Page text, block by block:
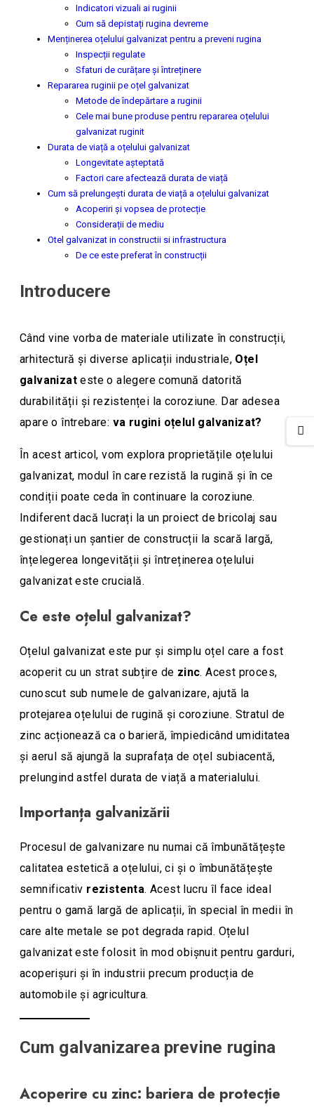
Indicatori vizuali ai ruginii
Cum să depistați rugina devreme
Menținerea oțelului galvanizat pentru a preveni rugina
Inspecții regulate
Sfaturi de curățare și întreținere
Repararea ruginii pe oțel galvanizat
Metode de îndepărtare a ruginii
Cele mai bune produse pentru repararea oțelului
galvanizat ruginit
Durata de viață a oțelului galvanizat
Longevitate așteptată
Factori care afectează durata de viață
Cum să prelungești durata de viață a oțelului galvanizat
Acoperiri și vopsea de protecție
Considerații de mediu
Otel galvanizat in constructii si infrastructura
De ce este preferat în construcții
Introducere
Când vine vorba de materiale utilizate în construcții,
arhitectură și diverse aplicații industriale, Oțel
galvanizat este o alegere comună datorită
durabilității și rezistenței la coroziune. Dar adesea
apare o întrebare: va rugini oțelul galvanizat?
În acest articol, vom explora proprietățile oțelului
galvanizat, modul în care rezistă la rugină și în ce
condiții poate ceda în continuare la coroziune.
Indiferent dacă lucrați la un proiect de bricolaj sau
gestionați un șantier de construcții la scară largă,
înțelegerea longevității și întreținerea oțelului
galvanizat este crucială.
Ce este oțelul galvanizat?
Oțelul galvanizat este pur și simplu oțel care a fost
acoperit cu un strat subțire de zinc. Acest proces,
cunoscut sub numele de galvanizare, ajută la
protejarea oțelului de rugină și coroziune. Stratul de
zinc acționează ca o barieră, împiedicând umiditatea
și aerul să ajungă la suprafața de oțel subiacentă,
prelungind astfel durata de viață a materialului.
Importanța galvanizării
Procesul de galvanizare nu numai că îmbunătățește
calitatea estetică a oțelului, ci și o îmbunătățește
semnificativ rezistenta. Acest lucru îl face ideal
pentru o gamă largă de aplicații, în special în medii în
care alte metale se pot degrada rapid. Oțelul
galvanizat este folosit în mod obișnuit pentru garduri,
acoperișuri și în industrii precum producția de
automobile și agricultura.
Cum galvanizarea previne rugina
Acoperire cu zinc: bariera de protecție